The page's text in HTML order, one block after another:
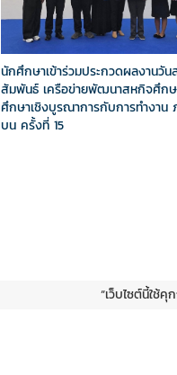
นักศึกษาเข้าร่วมประกวดผลงานวั
สัมพันธ์ เครือข่ายพัฒนาสหกิจศึกษ
ศึกษาเชิงบูรณาการกับการทำงาน
บน ครั้งที่ 15
“เว็บไซต์นี้ใช้